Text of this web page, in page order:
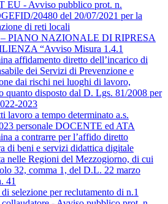
EU - Avviso pubblico prot. n.
20480 del 20/07/2021 per la
di reti locali
PIANO NAZIONALE DI RIPRESA
“Avviso Misura 1.4.1
affidamento diretto dell’incarico di
dei Servizi di Prevenzione e
dai rischi nei luoghi di lavoro,
quanto disposto dal D. Lgs. 81/2008 per
2023
lavoro a tempo determinato a.s.
personale DOCENTE ed ATA
a contrarre per l’affido diretto
di beni e servizi didattica digitale
nelle Regioni del Mezzogiorno, di cui
32, comma 1, del D.L. 22 marzo
41
selezione per reclutamento di n.1